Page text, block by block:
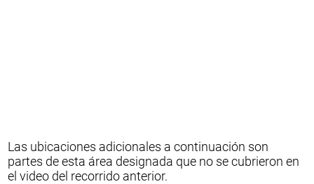
Las ubicaciones adicionales a continuación son
partes de esta área designada que no se cubrieron en
el video del recorrido anterior.